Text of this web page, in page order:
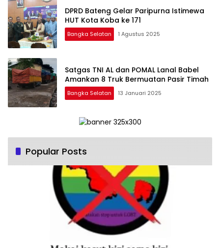
DPRD Bateng Gelar Paripurna Istimewa
HUT Kota Koba ke 171
Bangka Selatan 1 Agustus 2025
Satgas TNI AL dan POMAL Lanal Babel
Amankan 8 Truk Bermuatan Pasir Timah
Bangka Selatan 13 Januari 2025
Popular Posts